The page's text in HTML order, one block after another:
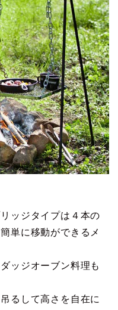
ッジタイプは４本の
単に移動ができるメ
ッジオーブン料理も
るして高さを自在に